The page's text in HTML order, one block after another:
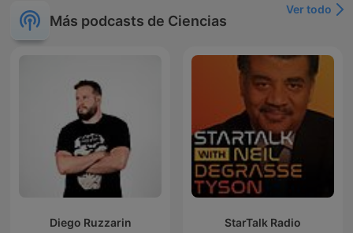
Más podcasts de Ciencias
Ver todo
Diego Ruzzarin StarTalk Radio